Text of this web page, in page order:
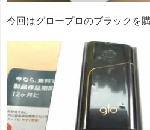
今回はグロープロのブラックを